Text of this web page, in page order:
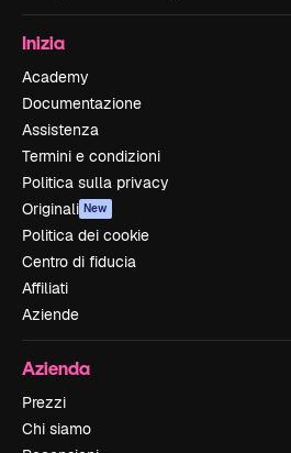
Inizia
Academy
Documentazione
Assistenza
Termini e condizioni
Politica sulla privacy
Originali New
Politica dei cookie
Centro di fiducia
Affiliati
Aziende
Azienda
Prezzi
Chi siamo